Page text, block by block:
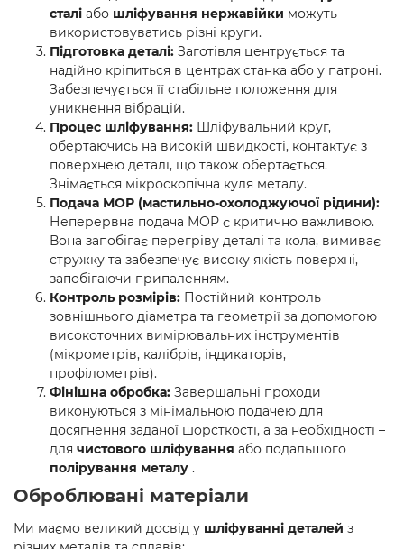
сталі або шліфування нержавійки можуть
використовуватись різні круги.
Підготовка деталі: Заготівля центрується та
надійно кріпиться в центрах станка або у патроні.
Забезпечується її стабільне положення для
уникнення вібрацій.
Процес шліфування: Шліфувальний круг,
обертаючись на високій швидкості, контактує з
поверхнею деталі, що також обертається.
Знімається мікроскопічна куля металу.
Подача МОР (мастильно-охолоджуючої рідини):
Неперервна подача МОР є критично важливою.
Вона запобігає перегріву деталі та кола, вимиває
стружку та забезпечує високу якість поверхні,
запобігаючи припаленням.
Контроль розмірів: Постійний контроль
зовнішнього діаметра та геометрії за допомогою
високоточних вимірювальних інструментів
(мікрометрів, калібрів, індикаторів,
профілометрів).
Фінішна обробка: Завершальні проходи
виконуються з мінімальною подачею для
досягнення заданої шорсткості, а за необхідності –
для чистового шліфування або подальшого
полірування металу .
Оброблювані матеріали
Ми маємо великий досвід у шліфуванні деталей з